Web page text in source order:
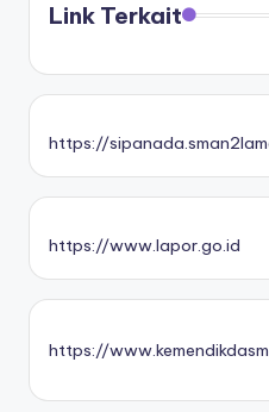
Link Terkait
https://
https://www.lapor.go.id
https://